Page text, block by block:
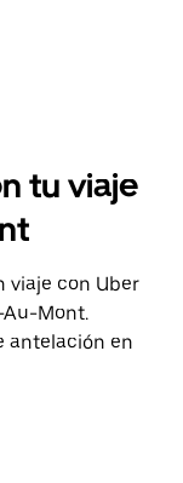
tu viaje
viaje con Uber
Mont.
antelación en